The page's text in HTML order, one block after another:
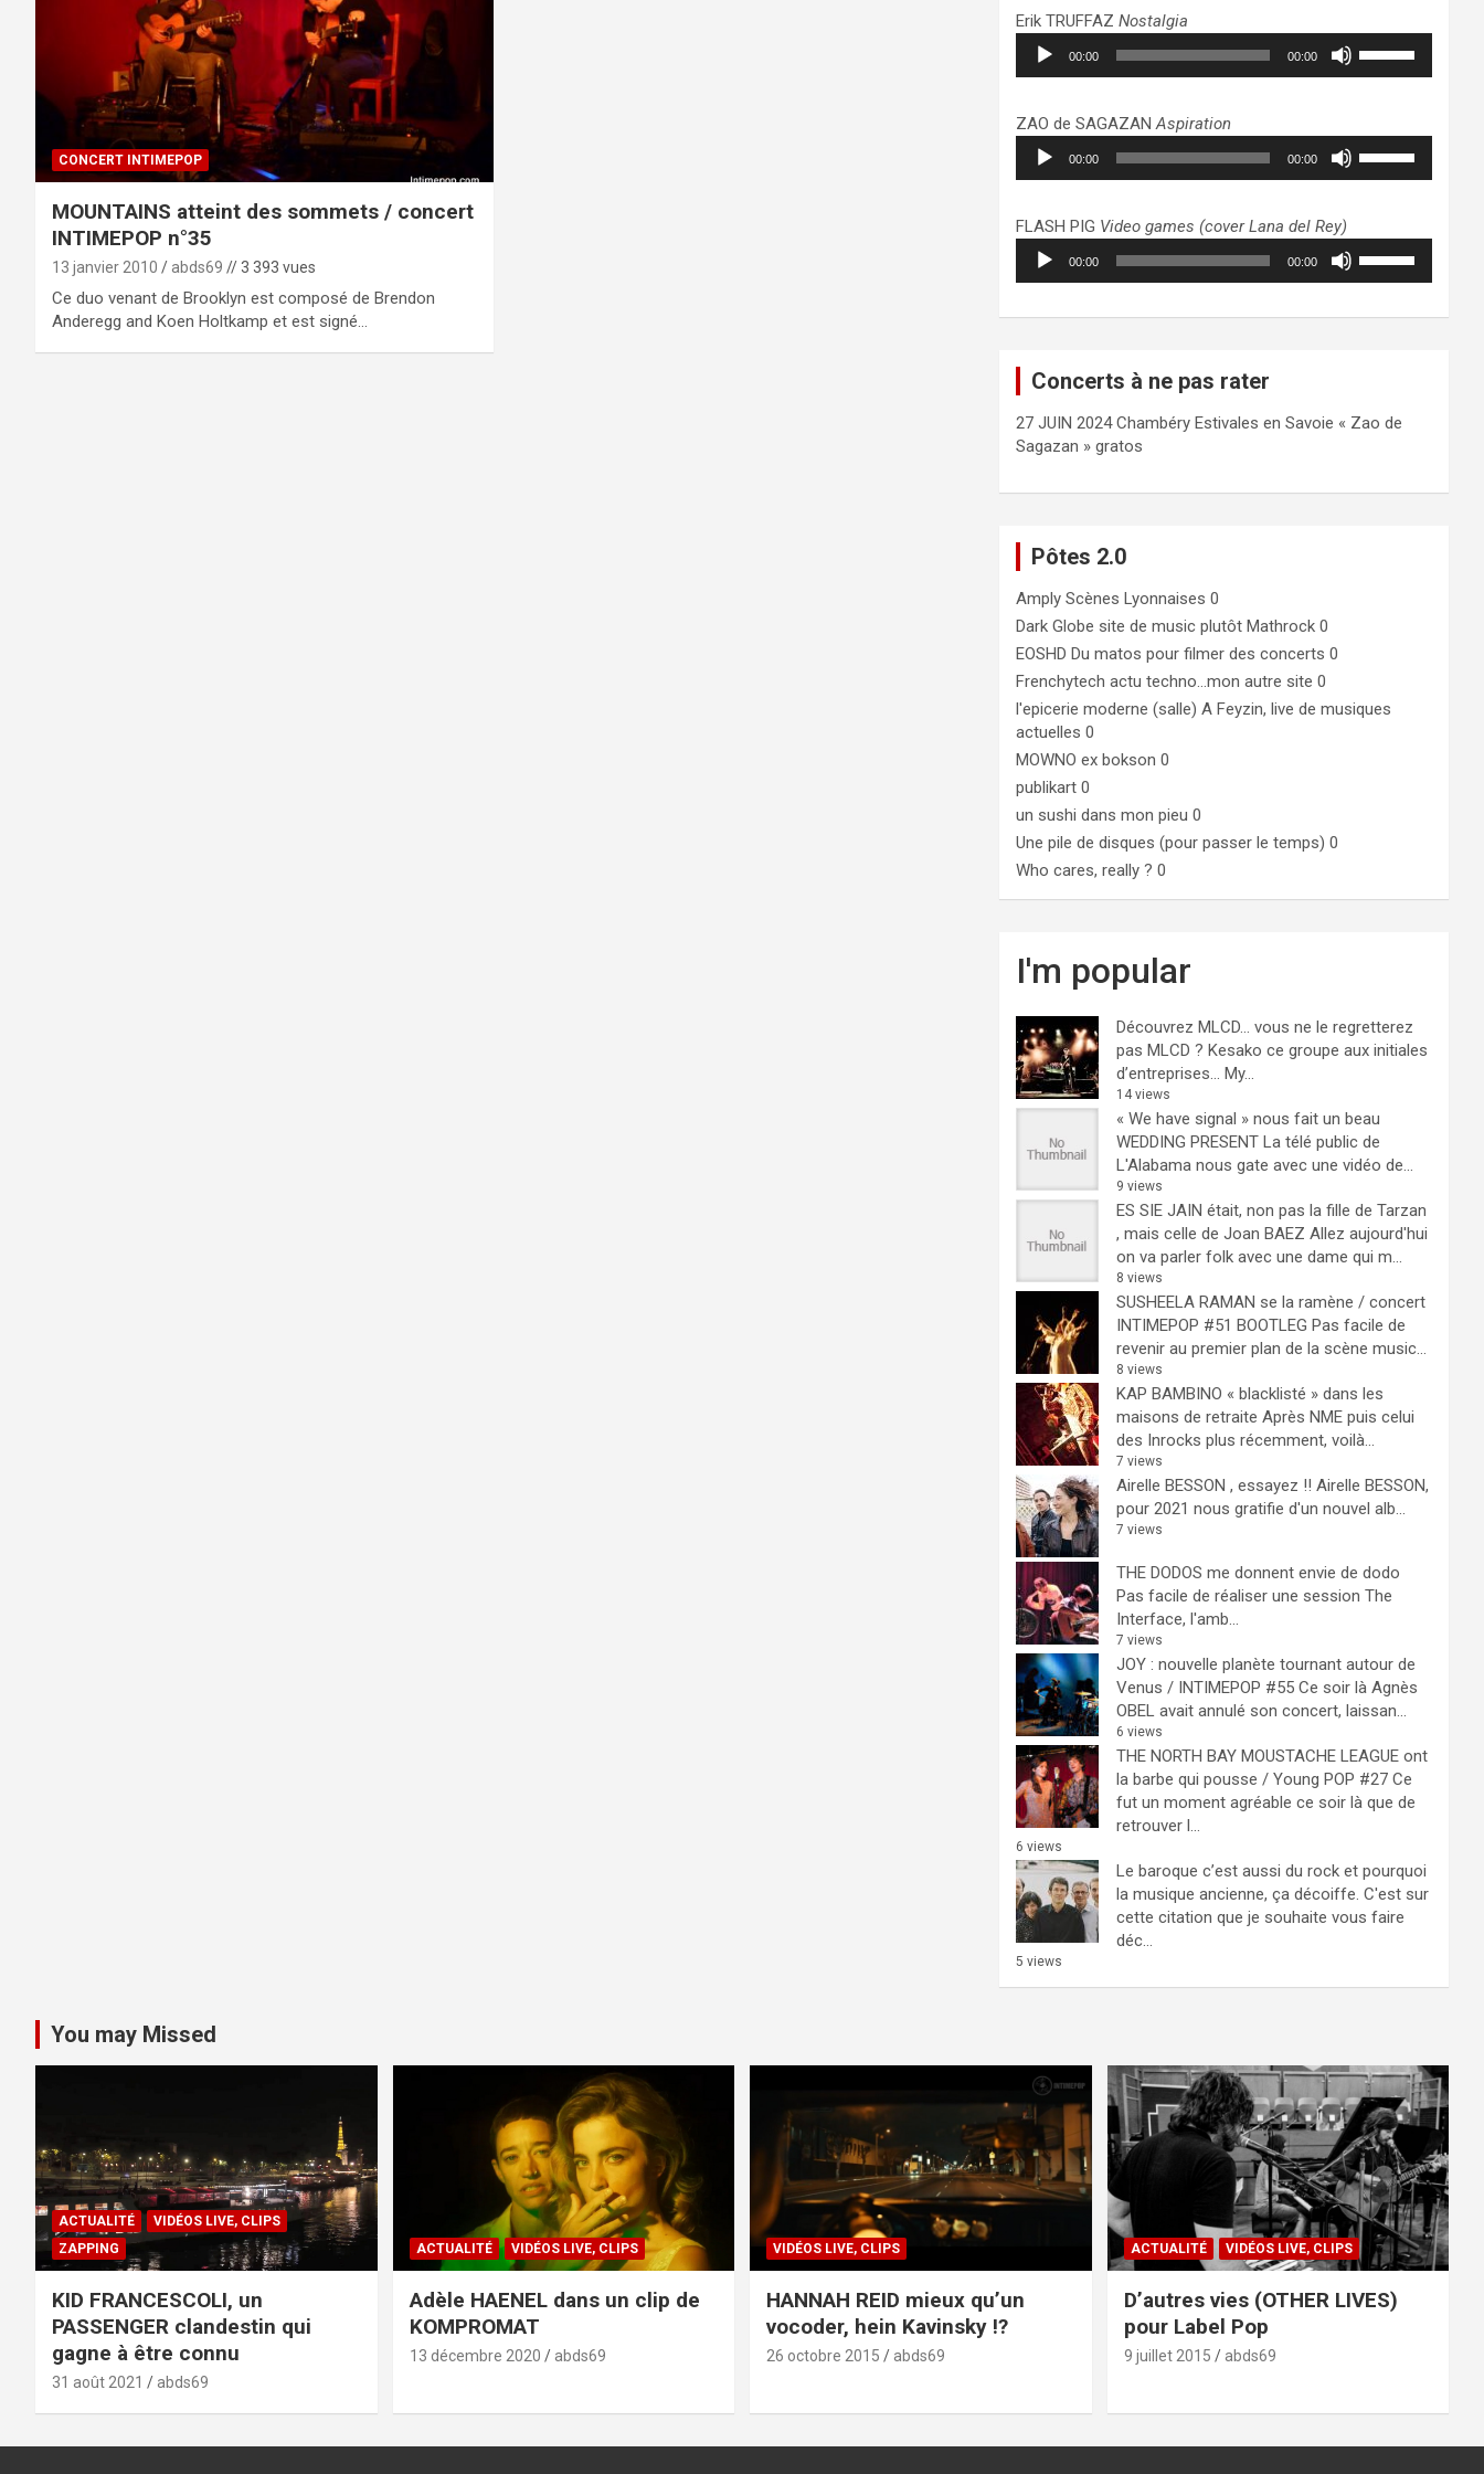
CONCERT INTIMEPOP
MOUNTAINS atteint des sommets / concert
INTIMEPOP n°35
13 janvier 2010 abds69 // 3 393 vues
Ce duo venant de Brooklyn est composé de Brendon
Anderegg and Koen Holtkamp et est signé…
pour
augmenter
ou
volume.
Erik TRUFFAZNostalgia
Lecteur
audio
00:00 00:00
pour
augmenter
ou
volume.
ZAO de SAGAZANAspiration
Lecteur
audio
00:00 00:00
pour
augmenter
ou
FLASH PIG Video games (cover Lana del Rey)
Lecteur
audio
00:00 00:00
haut/bas
le
Concerts à ne pas rater
27 JUIN 2024 Chambéry Estivales en Savoie « Zao de
Sagazan » gratos
Pôtes 2.0
Amply Scènes Lyonnaises 0
Dark Globe site de music plutôt Mathrock 0
EOSHD Du matos pour filmer des concerts 0
Frenchytech actu techno…mon autre site 0
l'epicerie moderne (salle) A Feyzin, live de musiques
actuelles 0
MOWNO ex bokson 0
publikart 0
un sushi dans mon pieu 0
Une pile de disques (pour passer le temps) 0
Who cares, really ? 0
I'm popular
Découvrez MLCD… vous ne le regretterez
pas MLCD ? Kesako ce groupe aux initiales
d’entreprises… My...
14 views
« We have signal » nous fait un beau
WEDDING PRESENT La télé public de
L'Alabama nous gate avec une vidéo de...
9 views
ES SIE JAIN était, non pas la fille de Tarzan
, mais celle de Joan BAEZ Allez aujourd'hui
on va parler folk avec une dame qui m...
8 views
SUSHEELA RAMAN se la ramène / concert
INTIMEPOP #51 BOOTLEG Pas facile de
revenir au premier plan de la scène music...
8 views
KAP BAMBINO « blacklisté » dans les
maisons de retraite Après NME puis celui
des Inrocks plus récemment, voilà...
7 views
Airelle BESSON , essayez !! Airelle BESSON,
pour 2021 nous gratifie d'un nouvel alb...
7 views
THE DODOS me donnent envie de dodo
Pas facile de réaliser une session The
Interface, l'amb...
7 views
JOY : nouvelle planète tournant autour de
Venus / INTIMEPOP #55 Ce soir là Agnès
OBEL avait annulé son concert, laissan...
6 views
THE NORTH BAY MOUSTACHE LEAGUE ont
la barbe qui pousse / Young POP #27 Ce
fut un moment agréable ce soir là que de
retrouver l...
6 views
Le baroque c’est aussi du rock et pourquoi
la musique ancienne, ça décoiffe. C'est sur
cette citation que je souhaite vous faire
déc...
5 views
You may Missed
ACTUALITÉ
VIDÉOS LIVE, CLIPS
ZAPPING
KID FRANCESCOLI, un
PASSENGER clandestin qui
gagne à être connu
31 août 2021 abds69
ACTUALITÉ VIDÉOS LIVE, CLIPS
Adèle HAENEL dans un clip de
KOMPROMAT
13 décembre 2020 abds69
VIDÉOS LIVE, CLIPS
HANNAH REID mieux qu’un
vocoder, hein Kavinsky !?
26 octobre 2015 abds69
ACTUALITÉ VIDÉOS LIVE, CLIPS
D’autres vies (OTHER LIVES)
pour Label Pop
9 juillet 2015 abds69